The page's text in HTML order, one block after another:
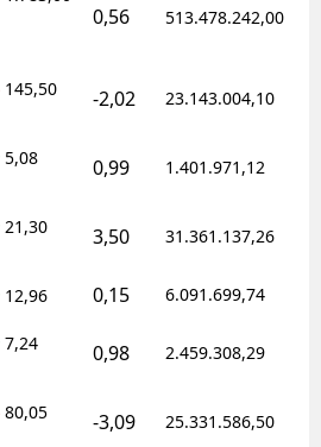
0,56 513.478.242,00
145,50 -2,02 23.143.004,10
5,08 0,99 1.401.971,12
21,30 3,50 31.361.137,26
12,96 0,15 6.091.699,74
7,24 0,98 2.459.308,29
80,05 -3,09 25.331.586,50